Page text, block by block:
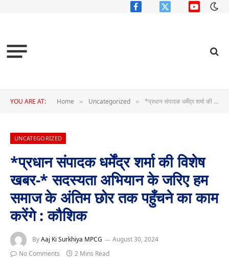
FacebookX
YouTube
YOU ARE AT: Home » Uncategorized » *प्रधान संपादक धर्मेंद्र शर्मा की विशेष खबर-* सदस्यता अभियान के जरिए हम समाज के अंतिम छोर तक पहुँचने का काम करेंगे : कौशिक
UNCATEGORIZED
*प्रधान संपादक धर्मेंद्र शर्मा की विशेष
खबर-* सदस्यता अभियान के जरिए हम
समाज के अंतिम छोर तक पहुँचने का काम
करेंगे : कौशिक
ByAaj Ki Surkhiya MPCG
August 30, 2024
No Comments
2 Mins Read